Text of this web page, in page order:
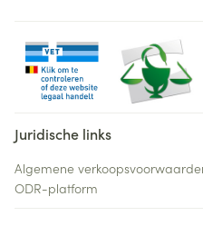
Juridische links
Algemene
ODR-platform